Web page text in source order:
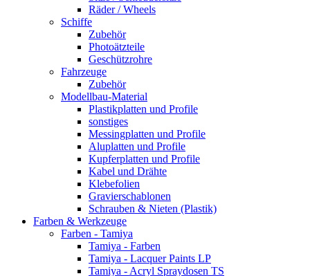
Räder / Wheels
Schiffe
Zubehör
Photoätzteile
Geschützrohre
Fahrzeuge
Zubehör
Modellbau-Material
Plastikplatten und Profile
sonstiges
Messingplatten und Profile
Aluplatten und Profile
Kupferplatten und Profile
Kabel und Drähte
Klebefolien
Gravierschablonen
Schrauben & Nieten (Plastik)
Farben & Werkzeuge
Farben - Tamiya
Tamiya - Farben
Tamiya - Lacquer Paints LP
Tamiya - Acryl Spraydosen TS